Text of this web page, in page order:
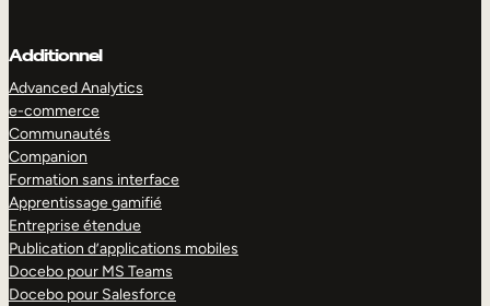
Additionnel
Advanced Analytics
e-commerce
Communautés
Companion
Formation sans interface
Apprentissage gamifié
Entreprise étendue
Publication d’applications mobiles
Docebo pour MS Teams
Docebo pour Salesforce